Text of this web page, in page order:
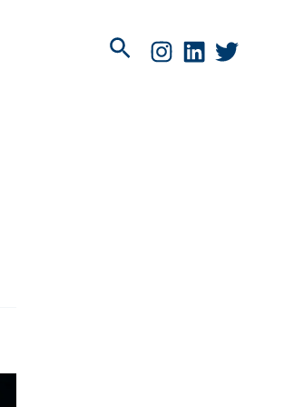
Pesquisar